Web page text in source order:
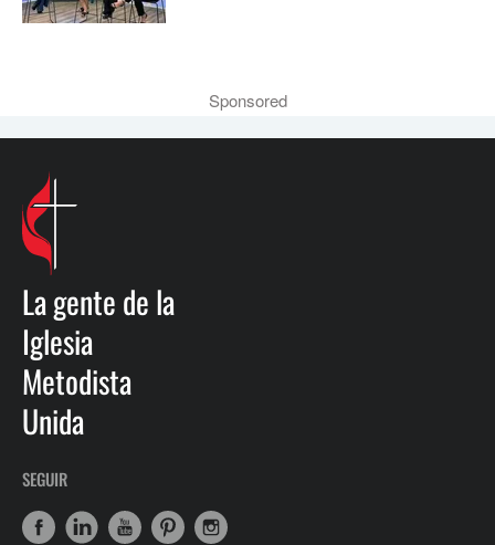
Sponsored
La gente de la
Iglesia
Metodista
Unida
SEGUIR